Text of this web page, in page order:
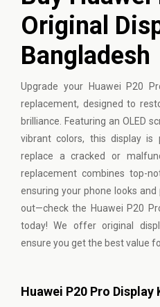
Original
Bangladesh
Upgrade your Huawei P20
replacement, designed to
brilliance. Featuring an OLED
vibrant colors, this display
replace a cracked or
replacement combines top-
ensuring your phone looks and
out—check the Huawei P20
today! We offer original
ensure you get the best value
Huawei P20 Pro Display